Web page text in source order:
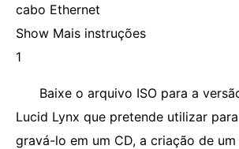
cabo Ethernet
Show Mais instruções
1
Baixe o arquivo ISO para a
Lucid Lynx que pretende utilizar
gravá-lo em um CD, a criação de